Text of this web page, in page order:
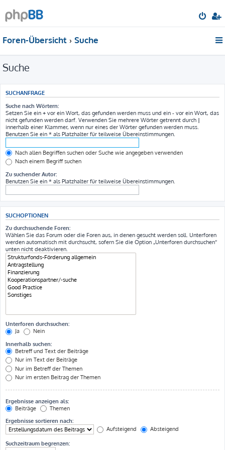
Foren-Übersicht Suche
Suche
SUCHANFRAGE
Suche nach Wörtern:
Setzen Sie ein + vor ein Wort, das gefunden werden muss und ein - vor ein Wort, das
nicht gefunden werden darf. Verwenden Sie mehrere Wörter getrennt durch |
innerhalb einer Klammer, wenn nur eines der Wörter gefunden werden muss.
Benutzen Sie ein * als Platzhalter für teilweise Übereinstimmungen.
Nach allen Begriffen suchen oder Suche wie angegeben verwenden
Nach einem Begriff suchen
Zu suchender Autor:
Benutzen Sie ein * als Platzhalter für teilweise Übereinstimmungen.
SUCHOPTIONEN
Zu durchsuchende Foren:
Wählen Sie das Forum oder die Foren aus, in denen gesucht werden soll. Unterforen
werden automatisch mit durchsucht, sofern Sie die Option „Unterforen durchsuchen“
unten nicht deaktivieren.
Unterforen durchsuchen:
Ja
Nein
Innerhalb suchen:
Betreff und Text der Beiträge
Nur im Text der Beiträge
Nur im Betreff der Themen
Nur im ersten Beitrag der Themen
Ergebnisse anzeigen als:
Beiträge
Themen
Ergebnisse sortieren nach:
Aufsteigend
Absteigend
Suchzeitraum begrenzen: